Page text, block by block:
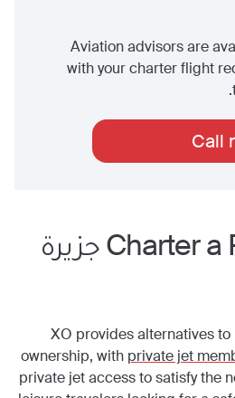
Aviation advisors are
with your charter flight
Call
Charter aجزيرة
XO provides alternatives
ownership, with private jet
private jet access to satisfy the